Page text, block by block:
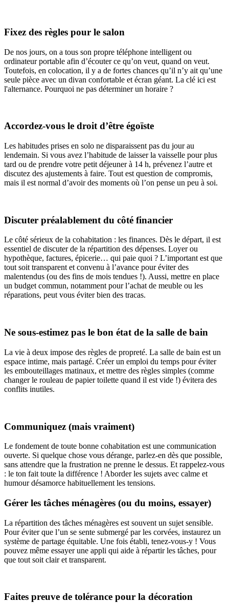
Fixez des règles pour le salon
De nos jours, on a tous son propre téléphone intelligent ou
ordinateur portable afin d’écouter ce qu’on veut, quand on veut.
Toutefois, en colocation, il y a de fortes chances qu’il n’y ait qu’une
seule pièce avec un divan confortable et écran géant. La clé ici est
l'alternance. Pourquoi ne pas déterminer un horaire ?
Accordez-vous le droit d’être égoïste
Les habitudes prises en solo ne disparaissent pas du jour au
lendemain. Si vous avez l’habitude de laisser la vaisselle pour plus
tard ou de prendre votre petit déjeuner à 14 h, prévenez l’autre et
discutez des ajustements à faire. Tout est question de compromis,
mais il est normal d’avoir des moments où l’on pense un peu à soi.
Discuter préalablement du côté financier
Le côté sérieux de la cohabitation : les finances. Dès le départ, il est
essentiel de discuter de la répartition des dépenses. Loyer ou
hypothèque, factures, épicerie… qui paie quoi ? L’important est que
tout soit transparent et convenu à l’avance pour éviter des
malentendus (ou des fins de mois tendues !). Aussi, mettre en place
un budget commun, notamment pour l’achat de meuble ou les
réparations, peut vous éviter bien des tracas.
Ne sous-estimez pas le bon état de la salle de bain
La vie à deux impose des règles de propreté. La salle de bain est un
espace intime, mais partagé. Créer un emploi du temps pour éviter
les embouteillages matinaux, et mettre des règles simples (comme
changer le rouleau de papier toilette quand il est vide !) évitera des
conflits inutiles.
Communiquez (mais vraiment)
Le fondement de toute bonne cohabitation est une communication
ouverte. Si quelque chose vous dérange, parlez-en dès que possible,
sans attendre que la frustration ne prenne le dessus. Et rappelez-vous
: le ton fait toute la différence ! Aborder les sujets avec calme et
humour désamorce habituellement les tensions.
Gérer les tâches ménagères (ou du moins, essayer)
La répartition des tâches ménagères est souvent un sujet sensible.
Pour éviter que l’un se sente submergé par les corvées, instaurez un
système de partage équitable. Une fois établi, tenez-vous-y ! Vous
pouvez même essayer une appli qui aide à répartir les tâches, pour
que tout soit clair et transparent.
Faites preuve de tolérance pour la décoration